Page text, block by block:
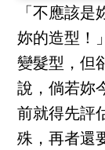
「不應該
妳的造型！
變髮型，但
說，倘若妳
前就得先評
殊，再者還